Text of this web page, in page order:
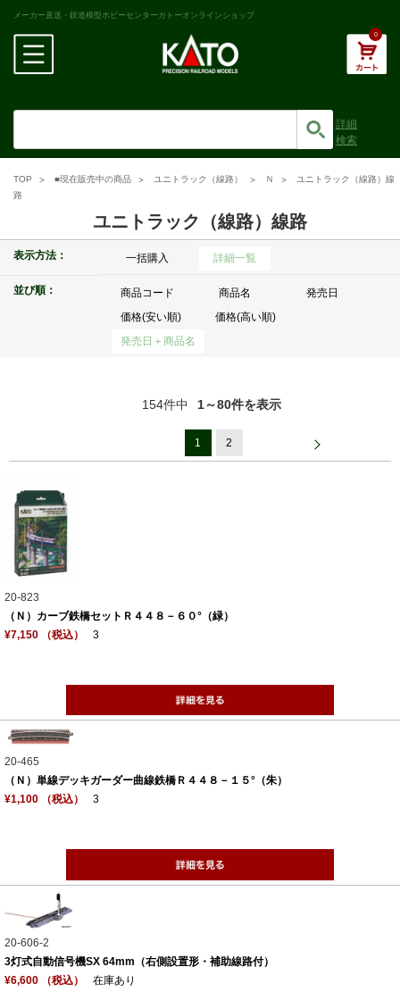
メーカー直送・鉄道模型ホビーセンターカトーオンラインショップ
0
詳細
検索
TOP ■現在販売中の商品 ユニトラック（線路） Ｎ
ユニトラック（線路）線
路
ユニトラック（線路）線路
表示方法： 一括購入 詳細一覧
並び順： 商品コード 商品名
発売日
価格(安い順)
価格(高い順)
発売日＋商品名
154件中 1～80件を表示
1 2
20-823
（Ｎ）カーブ鉄橋セットＲ４４８－６０°（緑）
¥7,150 （税込）
3
20-465
（Ｎ）単線デッキガーダー曲線鉄橋Ｒ４４８－１５°（朱）
¥1,100 （税込）
3
20-606-2
3灯式自動信号機SX 64mm（右側設置形・補助線路付）
¥6,600 （税込）
在庫あり